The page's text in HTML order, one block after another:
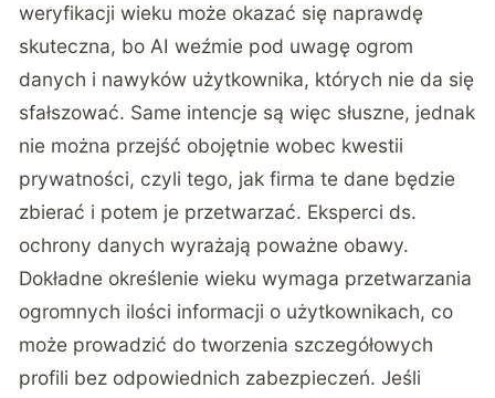
weryfikacji wieku może okazać się naprawdę
skuteczna, bo AI weźmie pod uwagę ogrom
danych i nawyków użytkownika, których nie da się
sfałszować. Same intencje są więc słuszne, jednak
nie można przejść obojętnie wobec kwestii
prywatności, czyli tego, jak firma te dane będzie
zbierać i potem je przetwarzać. Eksperci ds.
ochrony danych wyrażają poważne obawy.
Dokładne określenie wieku wymaga przetwarzania
ogromnych ilości informacji o użytkownikach, co
może prowadzić do tworzenia szczegółowych
profili bez odpowiednich zabezpieczeń. Jeśli